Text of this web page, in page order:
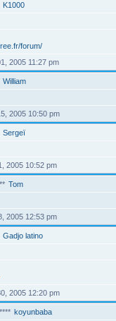
K1000
forum/
2005 11:27 pm
William
2005 10:50 pm
Sergeï
2005 10:52 pm
** Tom
2005 12:53 pm
Gadjo latino
2005 12:20 pm
**** koyunbaba